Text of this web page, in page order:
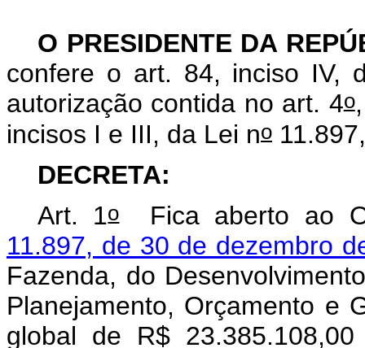
O PRESIDENTE DA
confere o art. 84, inciso IV,
autorização contida no art. 4o
incisos I e III, da Lei no
DECRETA:
Art. 1oFica aberto ao
11.897, de 30 de dezembro
Fazenda, do
Planejamento, Orçamento e
global de R$